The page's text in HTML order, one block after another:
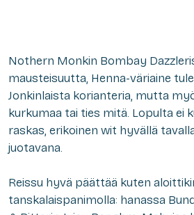
Nothern Monkin Bombay
mausteisuutta, Henna-väriaine
Jonkinlaista korianteria, mutta
kurkumaa tai ties mitä. Lopulta ei
raskas, erikoinen wit hyvällä
juotavana.
Reissu hyvä päättää kuten
tanskalaispanimolla: hanassa